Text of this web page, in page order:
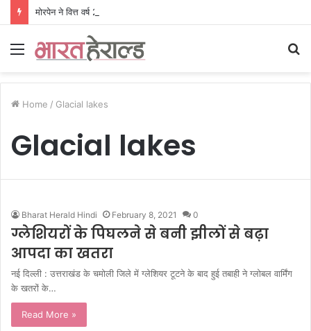
Menu
Home / Glacial lakes
Glacial lakes
Bharat Herald Hindi February 8, 2021 0
ग्लेशियरों के पिघलने से बनी झीलों से बढ़ा
आपदा का खतरा
नई दिल्ली : उत्तराखंड के चमोली जिले में ग्लेशियर टूटने के बाद हुई तबाही ने ग्लोबल वार्मिंग
के खतरों के…
Read More »